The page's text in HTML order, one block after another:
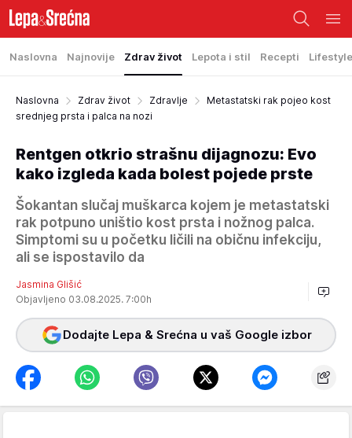
Naslovna Najnovije Zdrav život Lepota i stil Recepti Lifestyle
Naslovna Zdrav život Zdravlje
Metastatski rak pojeo kost
srednjeg prsta i palca na nozi
Rentgen otkrio strašnu dijagnozu: Evo
kako izgleda kada bolest pojede prste
Šokantan slučaj muškarca kojem je metastatski
rak potpuno uništio kost prsta i nožnog palca.
Simptomi su u početku ličili na običnu infekciju,
ali se ispostavilo da
Jasmina Glišić
Objavljeno 03.08.2025. 7:00h
Dodajte Lepa & Srećna u vaš Google izbor